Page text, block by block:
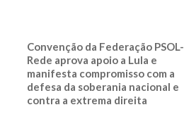
Convenção da Federação PSOL-
Rede aprova apoio a Lula e
manifesta compromisso com a
defesa da soberania nacional e
contra a extrema direita